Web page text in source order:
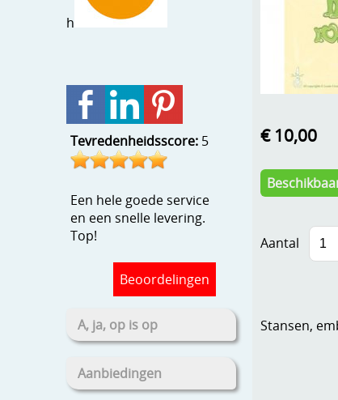
h
Tevredenheidsscore: 5
Een hele goede service
en een snelle levering.
Top!
Beoordelingen
A, ja, op is op
Aanbiedingen
€ 10,00
Aantal
Stansen,